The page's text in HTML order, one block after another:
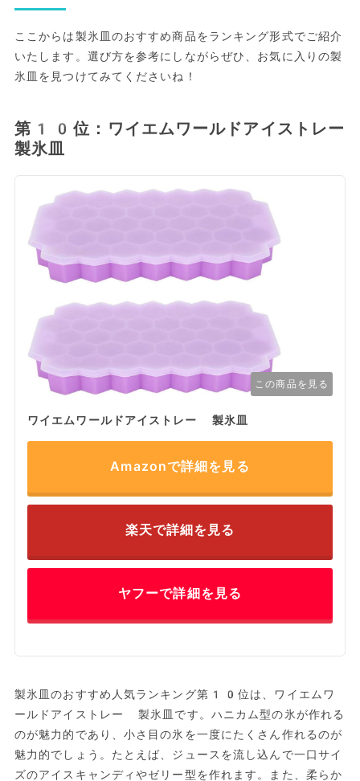
ここからは製氷皿のおすすめ商品をランキング形式でご紹介
いたします。選び方を参考にしながらぜひ、お気に入りの製
氷皿を見つけてみてくださいね！
第10位：ワイエムワールドアイストレー
製氷皿
この商品を見る
ワイエムワールドアイストレー 製氷皿
Amazonで詳細を見る
楽天で詳細を見る
ヤフーで詳細を見る
製氷皿のおすすめ人気ランキング第10位は、ワイエムワ
ールドアイストレー 製氷皿です。ハニカム型の氷が作れる
のが魅力的であり、小さ目の氷を一度にたくさん作れるのが
魅力的でしょう。たとえば、ジュースを流し込んで一口サイ
ズのアイスキャンディやゼリー型を作れます。また、柔らか